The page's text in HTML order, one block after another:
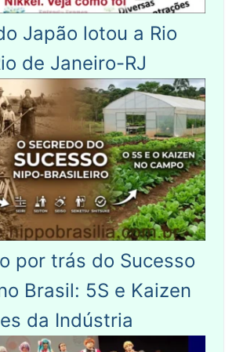
Japão lotou a Rio
de Janeiro-RJ
por trás do Sucesso
Brasil: 5S e Kaizen
da Indústria